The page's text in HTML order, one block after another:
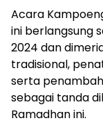
Acara
ini berlangsung
2024 dan
tradisional,
serta
sebagai tanda
Ramadhan ini.